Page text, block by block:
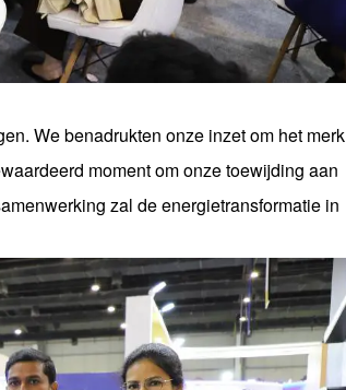
We benadrukten onze inzet om het merk
moment om onze toewijding aan
zal de energietransformatie in